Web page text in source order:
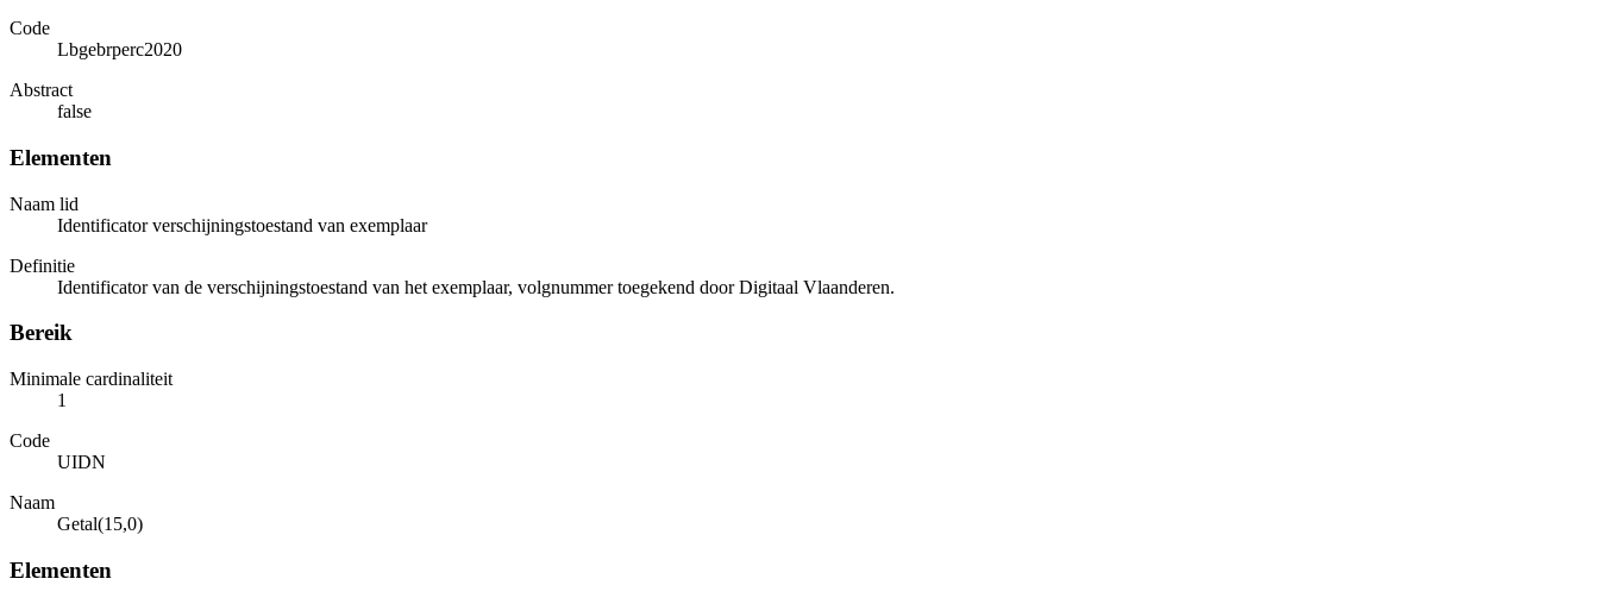
Code
Lbgebrperc2020
Abstract
false
Elementen
Naam lid
Identificator verschijningstoestand van exemplaar
Definitie
Identificator van de verschijningstoestand van het exemplaar, volgnummer toegekend door Digitaal Vlaanderen.
Bereik
Minimale cardinaliteit
1
Code
UIDN
Naam
Getal(15,0)
Elementen